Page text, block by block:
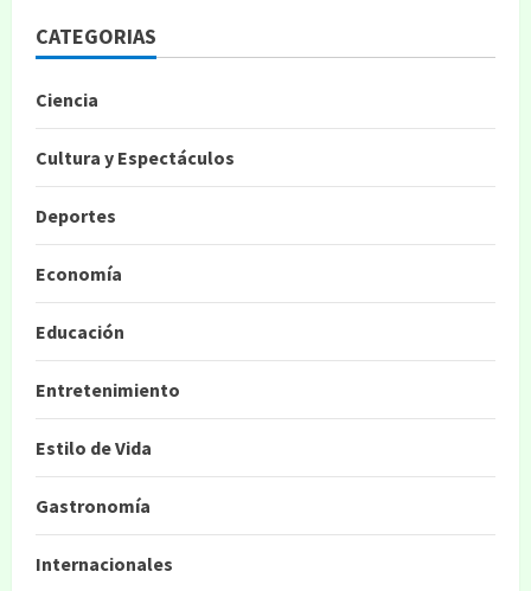
CATEGORIAS
Ciencia
Cultura y Espectáculos
Deportes
Economía
Educación
Entretenimiento
Estilo de Vida
Gastronomía
Internacionales